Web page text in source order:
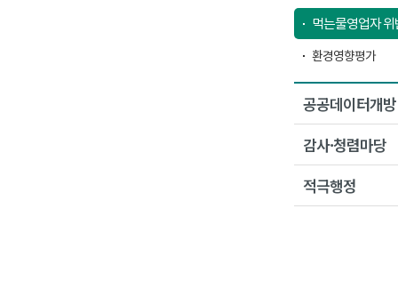
먹는물영업자
환경영향평가
공공데이터개방
감사·청렴마당
적극행정